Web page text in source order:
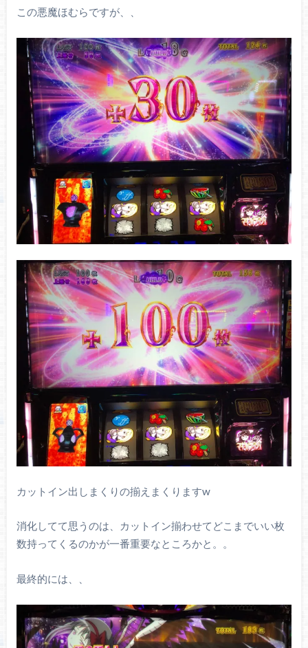
この悪魔ほむらですが、、
カットイン出しまくりの揃えまくりますw
消化してて思うのは、カットイン揃わせてどこまでいい枚
数持ってくるのかが一番重要なところかと。。
最終的には、、